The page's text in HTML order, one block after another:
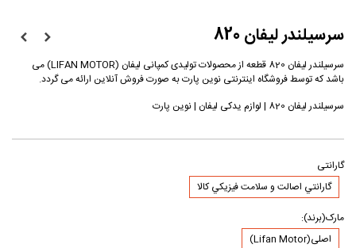
سرسیلندر لیفان 820
سرسیلندر لیفان 820 قطعه از محصولات تولیدی کمپانی لیفان (LIFAN MOTOR) می
باشد که توسط فروشگاه اینترنتی نوین پارت به صورت فروش آنلاین ارائه می گردد.
سرسیلندر لیفان 820 | لوازم یدکی لیفان | نوین پارت
گارانتی
گارانتي اصالت و سلامت فيزيکي کالا
مارک(برند):
اصلی(Lifan Motor)